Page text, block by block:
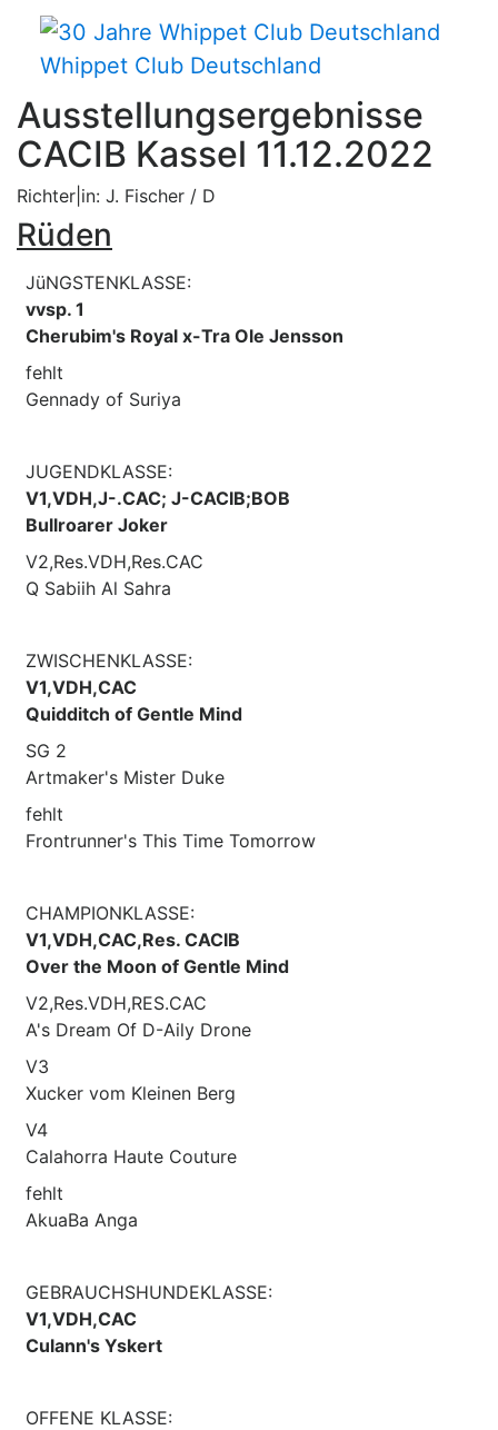
Whippet Club Deutschland
Ausstellungsergebnisse
CACIB Kassel 11.12.2022
Richter|in: J. Fischer / D
Rüden
JüNGSTENKLASSE:
vvsp. 1
Cherubim's Royal x-Tra Ole Jensson
fehlt
Gennady of Suriya
JUGENDKLASSE:
V1,VDH,J-.CAC; J-CACIB;BOB
Bullroarer Joker
V2,Res.VDH,Res.CAC
Q Sabiih Al Sahra
ZWISCHENKLASSE:
V1,VDH,CAC
Quidditch of Gentle Mind
SG 2
Artmaker's Mister Duke
fehlt
Frontrunner's This Time Tomorrow
CHAMPIONKLASSE:
V1,VDH,CAC,Res. CACIB
Over the Moon of Gentle Mind
V2,Res.VDH,RES.CAC
A's Dream Of D-Aily Drone
V3
Xucker vom Kleinen Berg
V4
Calahorra Haute Couture
fehlt
AkuaBa Anga
GEBRAUCHSHUNDEKLASSE:
V1,VDH,CAC
Culann's Yskert
OFFENE KLASSE: